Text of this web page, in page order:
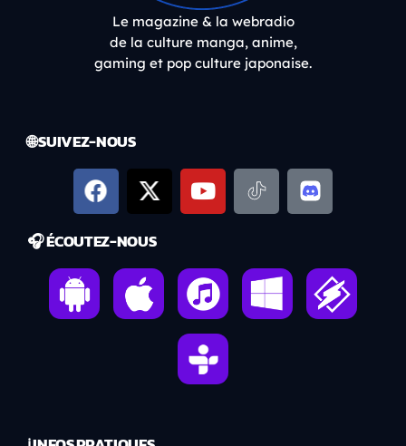
Le magazine & la webradio
de la culture manga, anime,
gaming et pop culture japonaise.
🌐 SUIVEZ-NOUS
🎧 ÉCOUTEZ-NOUS